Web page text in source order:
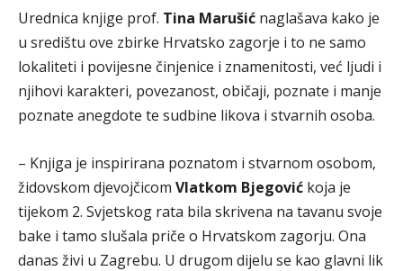
Urednica knjige prof. Tina Marušić naglašava kako je
u središtu ove zbirke Hrvatsko zagorje i to ne samo
lokaliteti i povijesne činjenice i znamenitosti, već ljudi i
njihovi karakteri, povezanost, običaji, poznate i manje
poznate anegdote te sudbine likova i stvarnih osoba.
– Knjiga je inspirirana poznatom i stvarnom osobom,
židovskom djevojčicom Vlatkom Bjegović koja je
tijekom 2. Svjetskog rata bila skrivena na tavanu svoje
bake i tamo slušala priče o Hrvatskom zagorju. Ona
danas živi u Zagrebu. U drugom dijelu se kao glavni lik